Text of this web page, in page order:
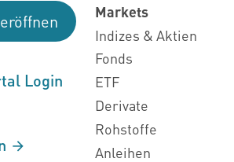
Login
Markets
Indizes & Aktien
Fonds
ETF
Derivate
Rohstoffe
Anleihen